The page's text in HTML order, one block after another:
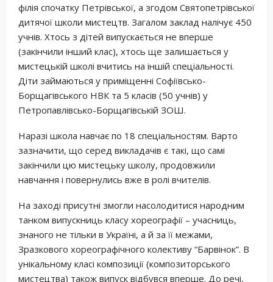
філія спочатку Петрівської, а згодом Святопетрівської
дитячої школи мистецтв. Загалом заклад налічує 450
учнів. Хтось з дітей випускається не вперше
(закінчили інший клас), хтось ще залишається у
мистецькій школі вчитись на іншій спеціальності.
Діти займаються у приміщенні Софіївсько-
Борщагівського НВК та 5 класів (50 учнів) у
Петропавлівсько-Борщагівській ЗОШ.
Наразі школа навчає по 18 спеціальностям. Варто
зазначити, що серед викладачів є такі, що самі
закінчили цю мистецьку школу, продовжили
навчання і повернулись вже в ролі вчителів.
На заході присутні змогли насолодитися народним
танком випускниць класу хореографії – учасниць,
знаного не тільки в Україні, а й за її межами,
Зразкового хореографічного колективу “Барвінок”. В
унікальному класі композиції (композиторського
мистецтва) також випуск відбувся вперше. До речі,